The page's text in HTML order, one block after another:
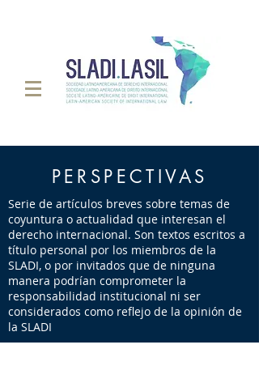
PERSPECTIVAS
Serie de artículos breves sobre temas de
coyuntura o actualidad que interesan el
derecho internacional. Son textos escritos a
título personal por los miembros de la
SLADI, o por invitados que de ninguna
manera podrían comprometer la
responsabilidad institucional ni ser
considerados como reflejo de la opinión de
la SLADI